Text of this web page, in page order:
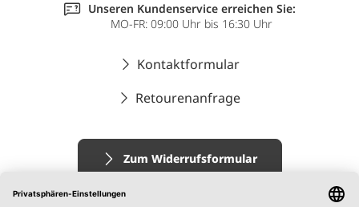
Unseren Kundenservice erreichen Sie:
MO-FR: 09:00 Uhr bis 16:30 Uhr
Kontaktformular
Retourenanfrage
Zum Widerrufsformular